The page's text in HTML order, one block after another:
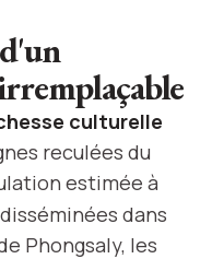
culturelle
reculées du
estimée à
dans
Phongsaly, les